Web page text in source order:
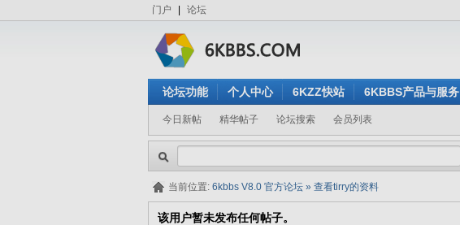
门户 论坛
论坛功能 个人中心 6KZZ快站 6KBBS产品与服务
今日新帖 精华帖子 论坛搜索 会员列表
当前位置: 6kbbs V8.0 官方论坛 » 查看tirry的资料
该用户暂未发布任何帖子。